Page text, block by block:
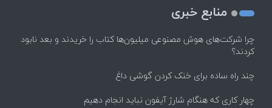
منابع خبری
چرا شرکت‌های هوش مصنوعی میلیون‌ها کتاب را خریدند و بعد نابود
کردند؟
چند راه‌ ساده برای خنک کردن گوشی داغ
چهار کاری که هنگام شارژ آیفون نباید انجام دهیم